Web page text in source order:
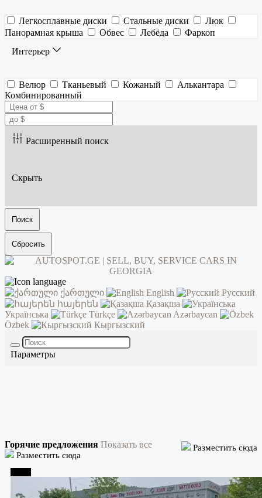
Легкосплавные диски Стальные диски
Люк
Панорамная крыша
Обвес Лебёда
Фаркоп
Интерьер
Велюр Тканьевый Кожаный
Алькантара
Комбинированный
Расширенный поиск
Скрыть
Поиск
Сбросить
ქართული English
Русский
հայերեն
Қазақша
Українська
Türkçe
Azərbaycan
Özbek
Кыргызский
Параметры
Горячие предложения Показать все
Разместить сюда
Разместить сюда